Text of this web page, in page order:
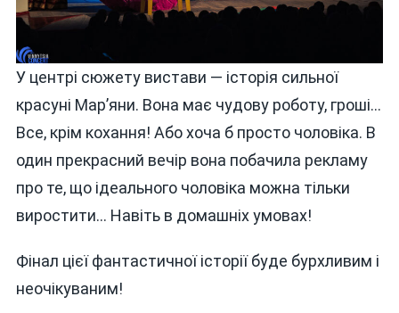
У центрі сюжету вистави — історія сильної
красуні Мар’яни. Вона має чудову роботу, гроші…
Все, крім кохання! Або хоча б просто чоловіка. В
один прекрасний вечір вона побачила рекламу
про те, що ідеального чоловіка можна тільки
виростити… Навіть в домашніх умовах!
Фінал цієї фантастичної історії буде бурхливим і
неочікуваним!